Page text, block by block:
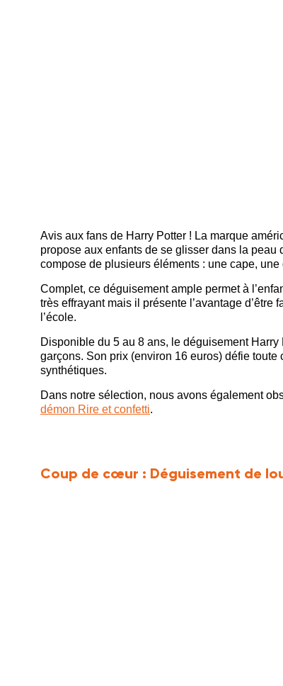
Avis aux fans de Harry Potter ! La marque
propose aux enfants de se glisser dans la
compose de plusieurs éléments : une cape,
Complet, ce déguisement ample permet à
très effrayant mais il présente l’avantage
l’école.
Disponible du 5 au 8 ans, le déguisement
garçons. Son prix (environ 16 euros) défie toute
synthétiques.
Dans notre sélection, nous avons également
démon Rire et confetti.
Coup de cœur : Déguisement de